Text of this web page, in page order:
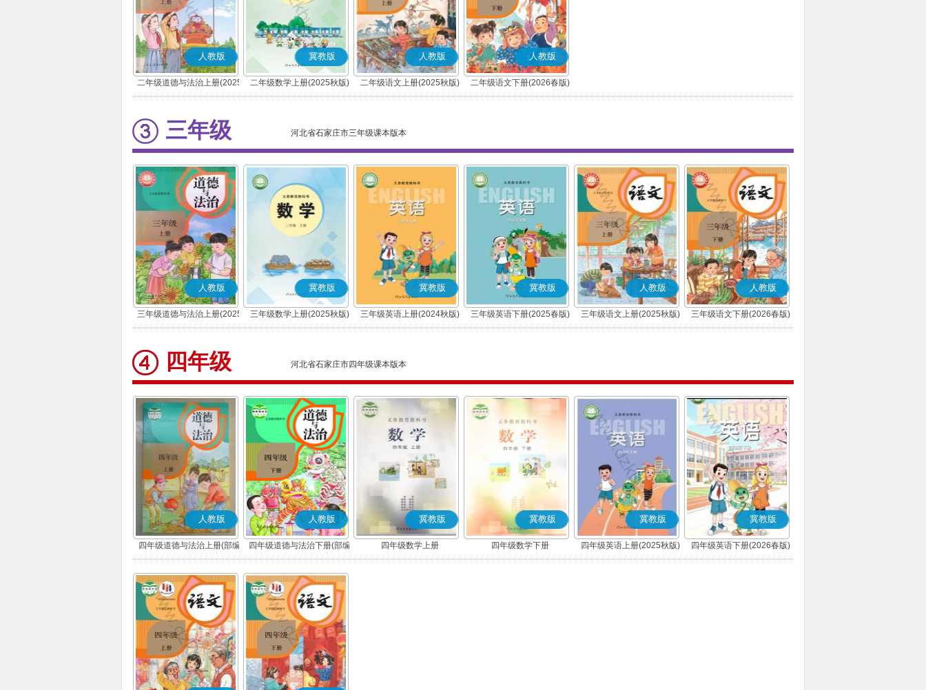
人教版
二年级道德与法治上册(2025
秋版)(部编版)
冀教版
二年级数学上册(2025秋版)
人教版
二年级语文上册(2025秋版)
(部编版)
人教版
二年级语文下册(2026春版)
(部编版)
三年级 河北省石家庄市三年级课本版本
人教版
三年级道德与法治上册(2025
秋版)(部编版)
冀教版
三年级数学上册(2025秋版)
冀教版
三年级英语上册(2024秋版)
(三年级起点)
冀教版
三年级英语下册(2025春版)
(三年级起点)
人教版
三年级语文上册(2025秋版)
(部编版)
人教版
三年级语文下册(2026春版)
(部编版)
四年级 河北省石家庄市四年级课本版本
人教版
四年级道德与法治上册(部编
版)
人教版
四年级道德与法治下册(部编
版)
冀教版
四年级数学上册
冀教版
四年级数学下册
冀教版
四年级英语上册(2025秋版)
(三年级起点)
冀教版
四年级英语下册(2026春版)
(三年级起点)